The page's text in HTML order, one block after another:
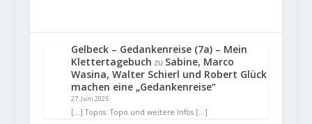
Gelbeck – Gedankenreise (7a) – Mein
Klettertagebuch zu Sabine, Marco
Wasina, Walter Schierl und Robert Glück
machen eine „Gedankenreise“
27. Juni 2025
[…] Topos: Topo und weitere Infos […]